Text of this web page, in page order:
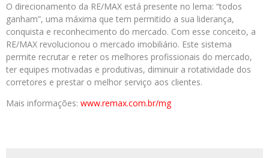
O direcionamento da RE/MAX está presente no lema: “todos
ganham”, uma máxima que tem permitido a sua liderança,
conquista e reconhecimento do mercado. Com esse conceito, a
RE/MAX revolucionou o mercado imobiliário. Este sistema
permite recrutar e reter os melhores profissionais do mercado,
ter equipes motivadas e produtivas, diminuir a rotatividade dos
corretores e prestar o melhor serviço aos clientes.
Mais informações: www.remax.com.br/mg